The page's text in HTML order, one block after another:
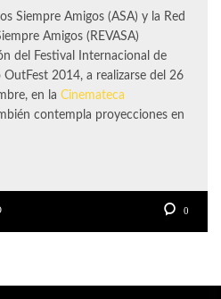
Siempre Amigos (ASA) y la Red
Amigos (REVASA)
del Festival Internacional de
2014, a realizarse del 26
en la Cinemateca
contempla proyecciones en
0